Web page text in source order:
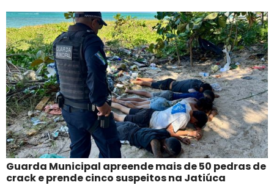
Guarda Municipal apreende mais de 50 pedras de
crack e prende cinco suspeitos na Jatiúca